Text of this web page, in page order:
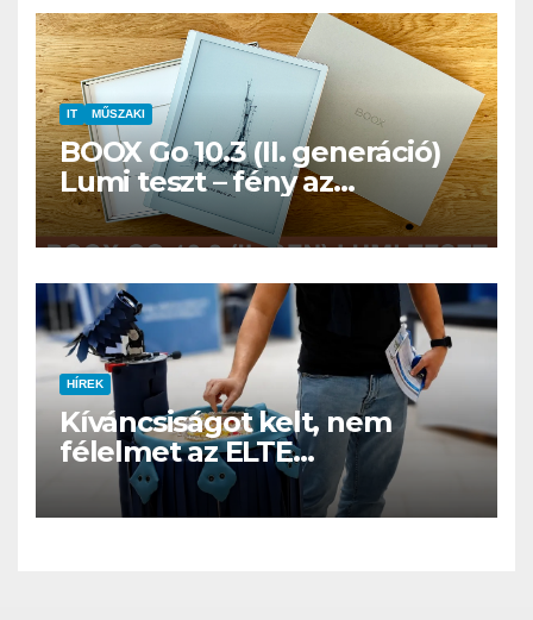
IT MŰSZAKI
BOOX Go 10.3 (II. generáció)
Lumi teszt – fény az
éjszakában, fél könyvtár a
családi csomagban
HÍREK
Kíváncsiságot kelt, nem
félelmet az ELTE
etológusainak felszolgáló
robotja